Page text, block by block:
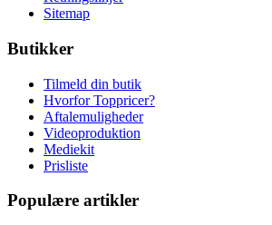
Sitemap
Butikker
Tilmeld din butik
Hvorfor Toppricer?
Aftalemuligheder
Videoproduktion
Mediekit
Prisliste
Populære artikler